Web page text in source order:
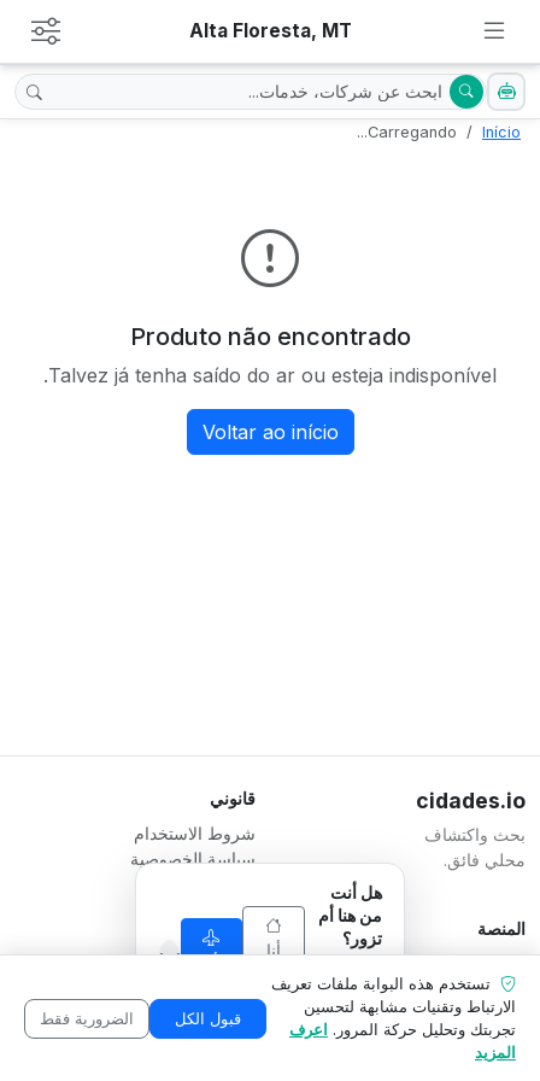
Alta Floresta, MT
Início
Carregando...
Produto não encontrado
Talvez já tenha saído do ar ou esteja indisponível.
Voltar ao início
cidades.io
بحث واكتشاف
محلي فائق.
قانوني
شروط الاستخدام
سياسة الخصوصية
المنصة
الخطط
اتصل بنا
منطقة الشركة
المسؤول
CNPJ 04.114.466/0001-79
© 2026
تستخدم هذه البوابة ملفات تعريف
الارتباط وتقنيات مشابهة لتحسين
تجربتك وتحليل حركة المرور. اعرف
المزيد
قبول الكل الضرورية فقط
هل أنت
من هنا أم
تزور؟
نعرضه
ليناسب
وضعك.
أنا
هنا
أنا